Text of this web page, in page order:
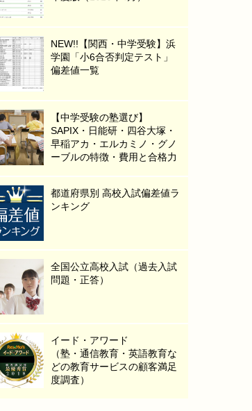
NEW!!【関西・中学受験】浜
学園「小6合否判定テスト」
偏差値一覧
【中学受験の塾選び】
SAPIX・日能研・四谷大塚・
早稲アカ・エルカミノ・グノ
ーブルの特徴・費用と合格力
都道府県別 高校入試偏差値ラ
ンキング
全国公立高校入試（過去入試
問題・正答）
イード・アワード
（塾・通信教育・英語教育な
どの教育サービスの顧客満足
度調査）